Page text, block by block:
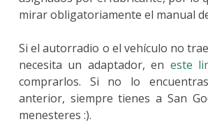
mirar obligatoriamente el manual
Si el autorradio o el vehículo no
necesita un adaptador, en este
comprarlos. Si no lo
anterior, siempre tienes a San
menesteres :).